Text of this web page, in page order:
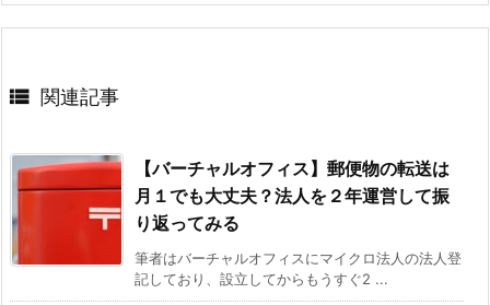
 関連記事
【バーチャルオフィス】郵便物の転送は
月１でも大丈夫？法人を２年運営して振
り返ってみる
筆者はバーチャルオフィスにマイクロ法人の法人登
記しており、設立してからもうすぐ2 ...